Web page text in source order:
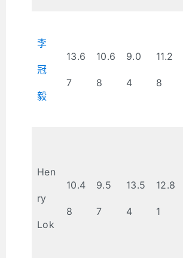
李
冠
毅
13.6
7
10.6
8
9.0
4
11.2
8
Hen
ry
Lok
10.4
8
9.5
7
13.5
4
12.8
1